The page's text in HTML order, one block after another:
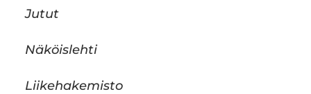
Jutut
Näköislehti
Liikehakemisto